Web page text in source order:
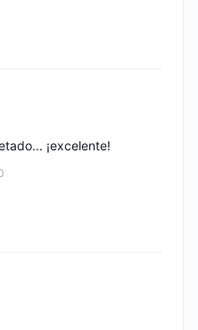
¡excelente!